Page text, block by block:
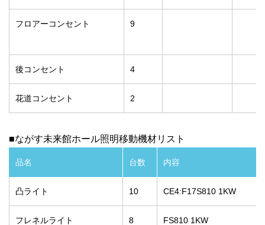
フロアーコンセント 9
後コンセント 4
花道コンセント 2
■ながす未来館ホール照明移動機材リスト
品名 台数 内容
凸ライト 10 CE4:F17S810 1KW
フレネルライト 8 FS810 1KW